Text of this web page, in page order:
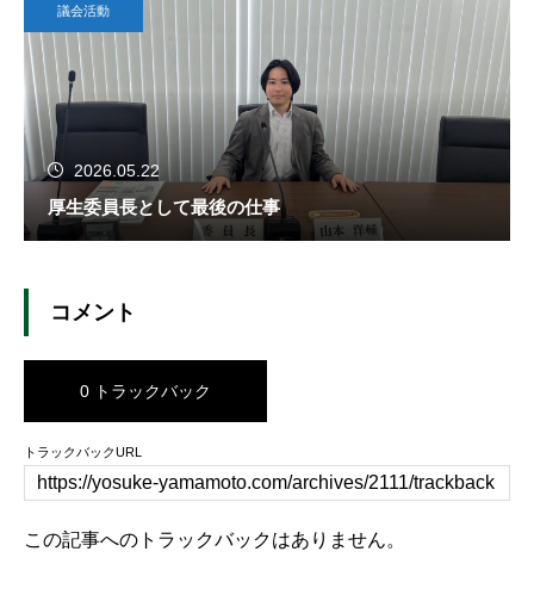
議会活動
2026.05.22
厚生委員長として最後の仕事
コメント
0 トラックバック
トラックバックURL
この記事へのトラックバックはありません。